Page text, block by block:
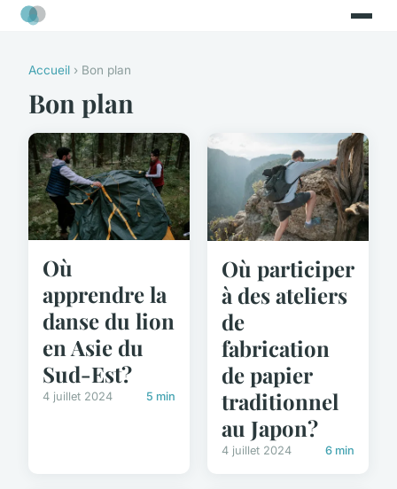
Accueil › Bon plan
Bon plan
Où
apprendre la
danse du lion
en Asie du
Sud-Est?
4 juillet 2024 5 min
Où participer
à des ateliers
de
fabrication
de papier
traditionnel
au Japon?
4 juillet 2024 6 min